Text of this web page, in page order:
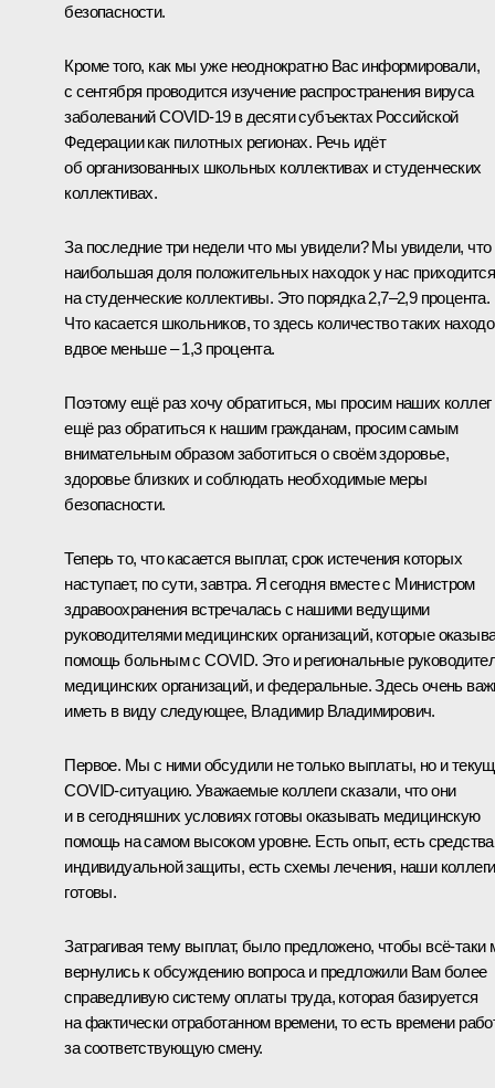
безопасности.
Кроме того, как мы уже неоднократно Вас информировали,
с сентября проводится изучение распространения вируса
заболеваний COVID-19 в десяти субъектах Российской
Федерации как пилотных регионах. Речь идёт
об организованных школьных коллективах и студенческих
коллективах.
За последние три недели что мы увидели? Мы увидели, что
наибольшая доля положительных находок у нас приходится
на студенческие коллективы. Это порядка 2,7–2,9 процента.
Что касается школьников, то здесь количество таких
вдвое меньше – 1,3 процента.
Поэтому ещё раз хочу обратиться, мы просим наших коллег
ещё раз обратиться к нашим гражданам, просим самым
внимательным образом заботиться о своём здоровье,
здоровье близких и соблюдать необходимые меры
безопасности.
Теперь то, что касается выплат, срок истечения которых
наступает, по сути, завтра. Я сегодня вместе с Министром
здравоохранения встречалась с нашими ведущими
руководителями медицинских организаций, которые
помощь больным с COVID. Это и региональные
медицинских организаций, и федеральные. Здесь очень
иметь в виду следующее, Владимир Владимирович.
Первое. Мы с ними обсудили не только выплаты, но и
COVID-ситуацию. Уважаемые коллеги сказали, что они
и в сегодняшних условиях готовы оказывать медицинскую
помощь на самом высоком уровне. Есть опыт, есть средства
индивидуальной защиты, есть схемы лечения, наши коллеги
готовы.
Затрагивая тему выплат, было предложено, чтобы всё-таки
вернулись к обсуждению вопроса и предложили Вам более
справедливую систему оплаты труда, которая базируется
на фактически отработанном времени, то есть времени
за соответствующую смену.